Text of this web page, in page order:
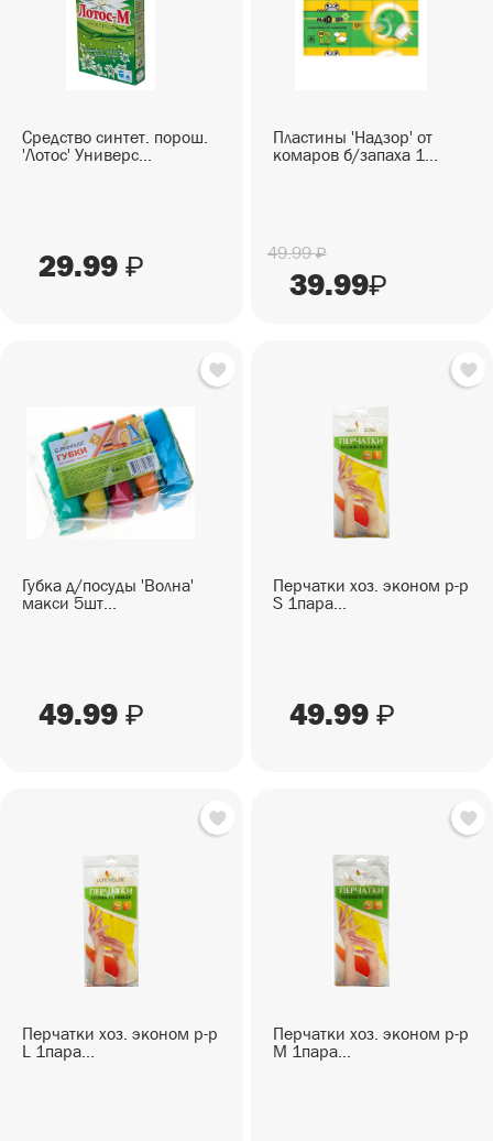
СЕЗОННЫЕ ТОВАРЫ
ПИКНИК
САД И ОГОРОД
ГОТОВЫЕ БЛЮДА
Средство синтет. порош.
'Лотос' Универс...
29.99 ₽
Пластины 'Надзор' от
комаров б/запаха 1...
49.99₽
39.99₽
Губка д/посуды 'Волна'
макси 5шт...
49.99 ₽
Перчатки хоз. эконом р-р
S 1пара...
49.99 ₽
Перчатки хоз. эконом р-р
L 1пара...
Перчатки хоз. эконом р-р
M 1пара...